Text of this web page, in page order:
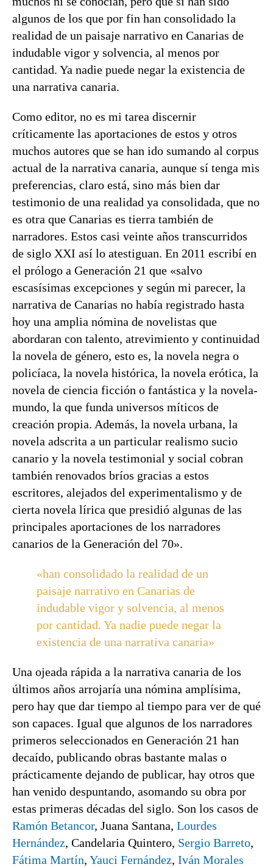
algunos de los que por fin han consolidado la
realidad de un paisaje narrativo en Canarias de
indudable vigor y solvencia, al menos por
cantidad. Ya nadie puede negar la existencia de
una narrativa canaria.
Como editor, no es mi tarea discernir
críticamente las aportaciones de estos y otros
muchos autores que se han ido sumando al corpus
actual de la narrativa canaria, aunque sí tenga mis
preferencias, claro está, sino más bien dar
testimonio de una realidad ya consolidada, que no
es otra que Canarias es tierra también de
narradores. Estos casi veinte años transcurridos
de siglo XXI así lo atestiguan. En 2011 escribí en
el prólogo a Generación 21 que «salvo
escasísimas excepciones y según mi parecer, la
narrativa de Canarias no había registrado hasta
hoy una amplia nómina de novelistas que
abordaran con talento, atrevimiento y continuidad
la novela de género, esto es, la novela negra o
policíaca, la novela histórica, la novela erótica, la
novela de ciencia ficción o fantástica y la novela-
mundo, la que funda universos míticos de
creación propia. Además, la novela urbana, la
novela adscrita a un particular realismo sucio
canario y la novela testimonial y social cobran
también renovados bríos gracias a estos
escritores, alejados del experimentalismo y de
cierta novela lírica que presidió algunas de las
principales aportaciones de los narradores
canarios de la Generación del 70».
«han consolidado la realidad de un
paisaje narrativo en Canarias de
indudable vigor y solvencia, al menos
por cantidad. Ya nadie puede negar la
existencia de una narrativa canaria»
Una ojeada rápida a la narrativa canaria de los
últimos años arrojaría una nómina amplísima,
pero hay que dar tiempo al tiempo para ver de qué
son capaces. Igual que algunos de los narradores
primeros seleccionados en Generación 21 han
decaído, publicando obras bastante malas o
prácticamente dejando de publicar, hay otros que
han venido despuntando, asomando su obra por
estas primeras décadas del siglo. Son los casos de
Ramón Betancor, Juana Santana, Lourdes
Hernández, Candelaria Quintero, Sergio Barreto,
Fátima Martín, Yauci Fernández, Iván Morales